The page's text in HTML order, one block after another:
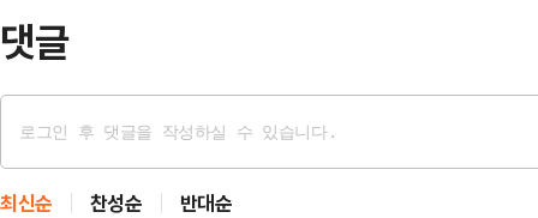
댓글
최신순 찬성순 반대순